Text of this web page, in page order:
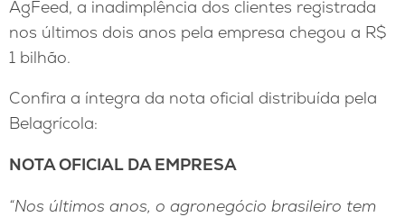
AgFeed, a inadimplência dos clientes registrada
nos últimos dois anos pela empresa chegou a R$
1 bilhão.
Confira a íntegra da nota oficial distribuída pela
Belagrícola:
NOTA OFICIAL DA EMPRESA
“Nos últimos anos, o agronegócio brasileiro tem